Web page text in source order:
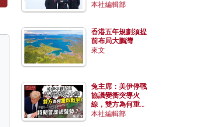
本社編輯部
香港五年規劃須提
前布局大鵬灣
來文
兔主席：美伊停戰
協議變衝突導火
線，雙方為何重啟
戰爭？伊朗一早洞
本社編輯部